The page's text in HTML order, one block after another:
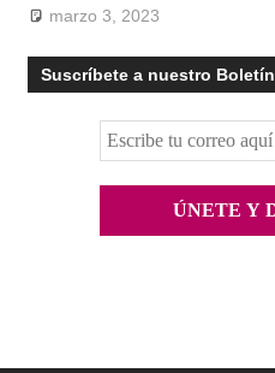
marzo 3, 2023
Suscríbete a nuestro Boletín